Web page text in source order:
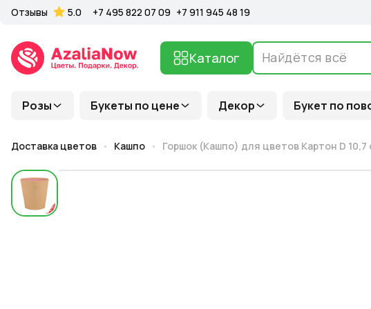
Розы Букеты по цене Декор Букет по
Каталог
Отзывы 5.0 +7 495 822 07 09 +7 911 945 48 19
Доставка цветов Кашпо Горшок (Кашпо) для цветов Картон D 10,7